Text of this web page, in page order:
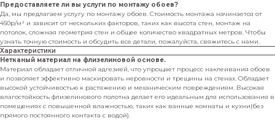
Предоставляете ли вы услуги по монтажу обоев?
Да, мы предлагаем услугу по монтажу обоев. Стоимость монтажа начинается от
450р/м² и зависит от нескольких факторов, таких как высота стен, монтаж на
потолок, сложная геометрия стен и общее количество квадратных метров. Чтобы
узнать точную стоимость и обсудить все детали, пожалуйста, свяжитесь с нами.
Характеристики
Нетканый материал на флизелиновой основе.
Материал обладает отличной адгезией, что упрощает процесс наклеивания обоев
и позволяет эффективно маскировать неровности и трещины на стенах. Обладает
высокой устойчивостью к растяжению и механическим повреждениям. Высокая
влагостойкость флизелинового полотна делает его идеальным для использования в
помещениях с повышенной влажностью, таких как ванные комнаты и кухни(без
прямого постоянного контакта с водой).